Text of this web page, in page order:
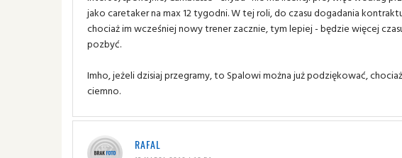
jako caretaker na max 12 tygodni. W tej roli, do czasu dogadania
chociaż im wcześniej nowy trener zacznie, tym lepiej - będzie więcej
pozbyć.
Imho, jeżeli dzisiaj przegramy, to Spalowi można już podziękować,
ciemno.
RAFAL